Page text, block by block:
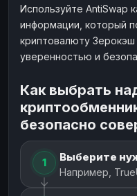
Используйте AntiSwap
информации, который
криптовалюту Зерокэш
уверенностью и
Как выбрать
безопасно
1 Выберите
Например,